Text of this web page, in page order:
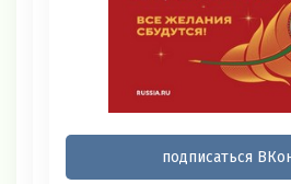
подписаться